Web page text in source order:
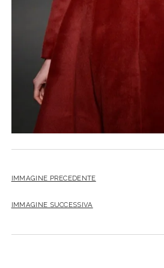
IMMAGINE PRECEDENTE
IMMAGINE SUCCESSIVA